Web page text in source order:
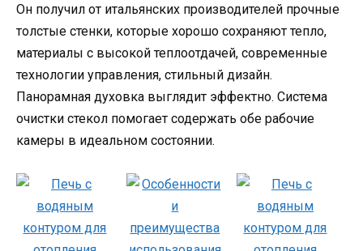
Он получил от итальянских производителей прочные
толстые стенки, которые хорошо сохраняют тепло,
материалы с высокой теплоотдачей, современные
технологии управления, стильный дизайн.
Панорамная духовка выглядит эффектно. Система
очистки стекол помогает содержать обе рабочие
камеры в идеальном состоянии.